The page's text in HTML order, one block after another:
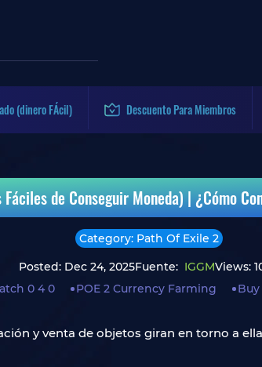
(dinero FÁcil) Descuento Para Miembros
de Conseguir Moneda) | ¿Cómo
Category: Path Of Exile 2
Posted: Dec 24, 2025Fuente: IGGMViews:
0 4 0
POE 2 Currency Farming
y venta de objetos giran en torno a